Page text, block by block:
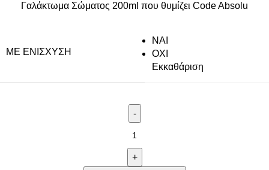
Γαλάκτωμα Σώματος 200ml που θυμίζει Code Absolu
ΜΕ ΕΝΊΣΧΥΣΗ
NAI
ΟΧΙ
Εκκαθάριση